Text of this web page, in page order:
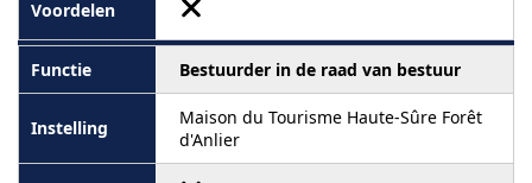
Bestuurder in de raad van bestuur
Maison du Tourisme Haute-Sûre Forêt
d'Anlier